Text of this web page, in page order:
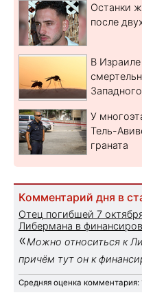
Останки
после
В
У
Тель-
граната
Комментарий дня в
Отец погибшей 7
Либермана в
«Можно относиться к
причём тут он к
Средняя оценка комментария: